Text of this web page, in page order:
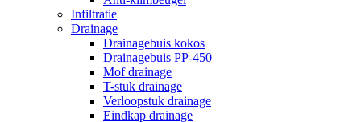
Infiltratie
Drainage
Drainagebuis kokos
Drainagebuis PP-450
Mof drainage
T-stuk drainage
Verloopstuk drainage
Eindkap drainage